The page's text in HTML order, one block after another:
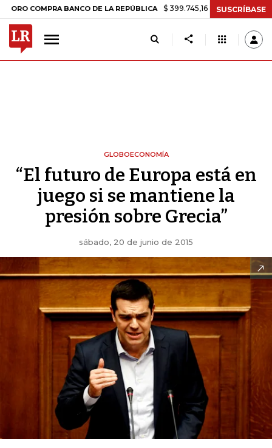
BANCO DE LA REPÚBLICA $ 399.745,16 +$ 2.295,71 +0,58%
SUSCRÍBASE
GLOBOECONOMÍA
“El futuro de Europa está en
juego si se mantiene la
presión sobre Grecia”
sábado, 20 de junio de 2015